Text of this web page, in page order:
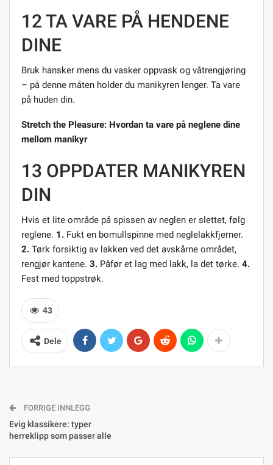
12 TA VARE PÅ HENDENE
DINE
Bruk hansker mens du vasker oppvask og våtrengjøring
– på denne måten holder du manikyren lenger. Ta vare
på huden din.
Stretch the Pleasure: Hvordan ta vare på neglene dine
mellom manikyr
13 OPPDATER MANIKYREN
DIN
Hvis et lite område på spissen av neglen er slettet, følg
reglene. 1. Fukt en bomullspinne med neglelakkfjerner.
2. Tørk forsiktig av lakken ved det avskårne området,
rengjør kantene. 3. Påfør et lag med lakk, la det tørke. 4.
Fest med toppstrøk.
43
Dele
FORRIGE INNLEGG
Evig klassikere: typer
herreklipp som passer alle